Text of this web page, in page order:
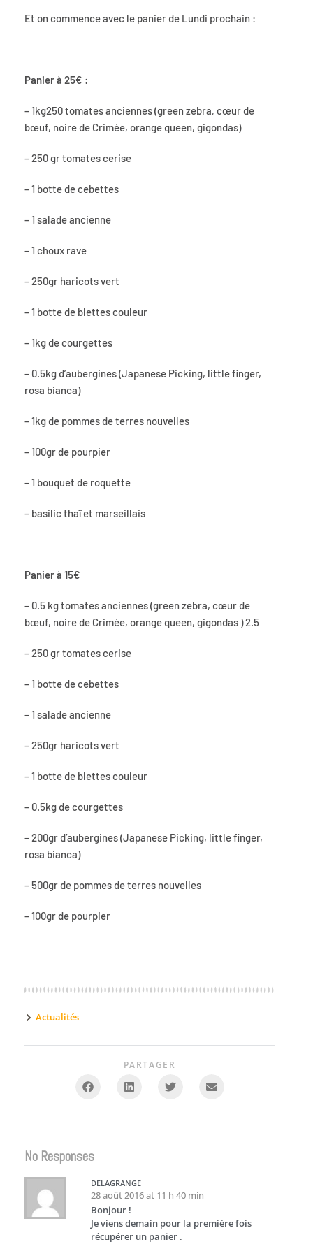
Et on commence avec le panier de Lundi prochain :
Panier à 25€ :
– 1kg250 tomates anciennes (green zebra, cœur de
bœuf, noire de Crimée, orange queen, gigondas)
– 250 gr tomates cerise
– 1 botte de cebettes
– 1 salade ancienne
– 1 choux rave
– 250gr haricots vert
– 1 botte de blettes couleur
– 1kg de courgettes
– 0.5kg d’aubergines (Japanese Picking, little finger,
rosa bianca)
– 1kg de pommes de terres nouvelles
– 100gr de pourpier
– 1 bouquet de roquette
– basilic thaï et marseillais
Panier à 15€
– 0.5 kg tomates anciennes (green zebra, cœur de
bœuf, noire de Crimée, orange queen, gigondas ) 2.5
– 250 gr tomates cerise
– 1 botte de cebettes
– 1 salade ancienne
– 250gr haricots vert
– 1 botte de blettes couleur
– 0.5kg de courgettes
– 200gr d’aubergines (Japanese Picking, little finger,
rosa bianca)
– 500gr de pommes de terres nouvelles
– 100gr de pourpier
Actualités
PARTAGER
No Responses
DELAGRANGE
28 août 2016 at 11 h 40 min
Bonjour !
Je viens demain pour la première fois
récupérer un panier .